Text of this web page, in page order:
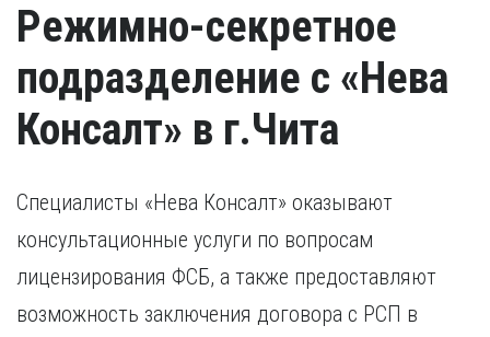
Режимно-секретное
подразделение с «Нева
Консалт» в г.Чита
Специалисты «Нева Консалт» оказывают
консультационные услуги по вопросам
лицензирования ФСБ, а также предоставляют
возможность заключения договора с РСП в